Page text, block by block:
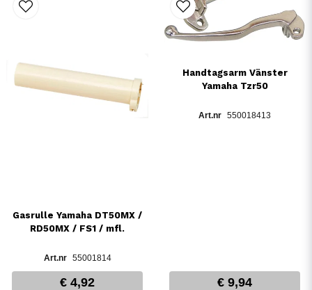
Gasrulle Yamaha DT50MX /
RD50MX / FS1 / mfl.
55001814
€ 4,92
Handtagsarm Vänster
Yamaha Tzr50
550018413
€ 9,94